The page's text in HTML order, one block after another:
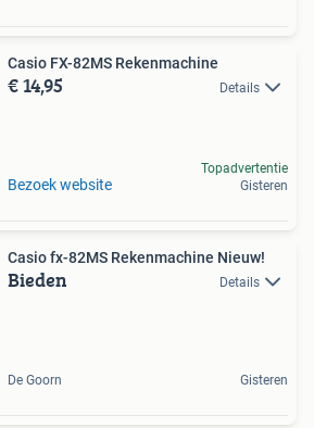
Casio FX-82MS Rekenmachine
€ 14,95 Details
Bezoek website
Topadvertentie
Gisteren
Casio fx-82MS Rekenmachine Nieuw!
Bieden Details
De Goorn Gisteren